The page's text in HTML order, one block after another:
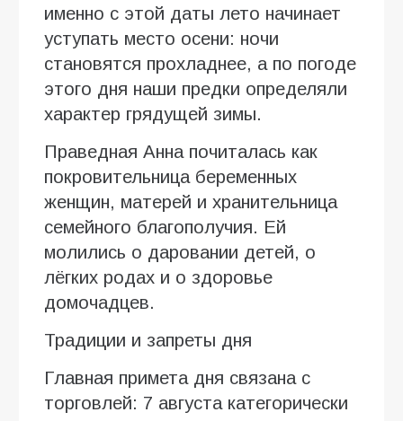
именно с этой даты лето начинает
уступать место осени: ночи
становятся прохладнее, а по погоде
этого дня наши предки определяли
характер грядущей зимы.
Праведная Анна почиталась как
покровительница беременных
женщин, матерей и хранительница
семейного благополучия. Ей
молились о даровании детей, о
лёгких родах и о здоровье
домочадцев.
Традиции и запреты дня
Главная примета дня связана с
торговлей: 7 августа категорически